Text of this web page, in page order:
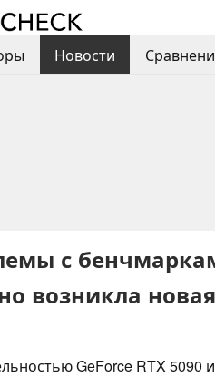
Новости
с
возникла
GeForce RTX 5090